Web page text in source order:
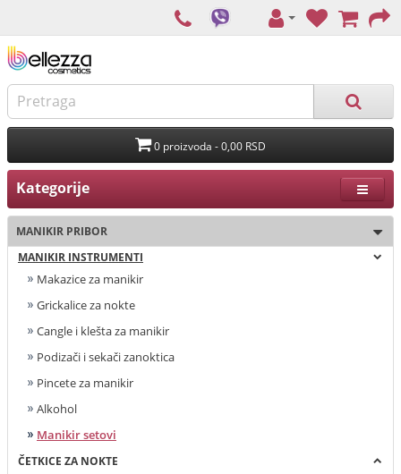
0 proizvoda - 0,00 RSD
Kategorije
MANIKIR PRIBOR
MANIKIR INSTRUMENTI
Makazice za manikir
Grickalice za nokte
Cangle i klešta za manikir
Podizači i sekači zanoktica
Pincete za manikir
Alkohol
Manikir setovi
ČETKICE ZA NOKTE